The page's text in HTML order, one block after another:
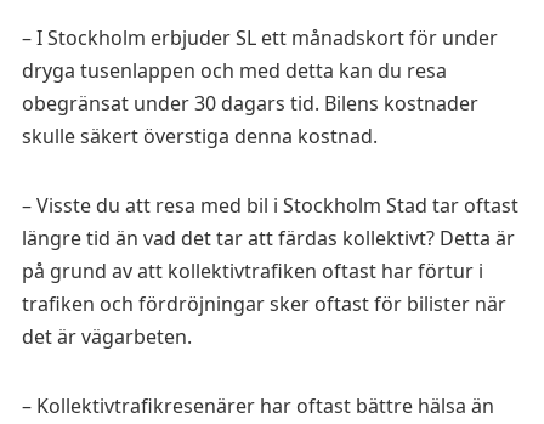
– I Stockholm erbjuder SL ett månadskort för under
dryga tusenlappen och med detta kan du resa
obegränsat under 30 dagars tid. Bilens kostnader
skulle säkert överstiga denna kostnad.
– Visste du att resa med bil i Stockholm Stad tar oftast
längre tid än vad det tar att färdas kollektivt? Detta är
på grund av att kollektivtrafiken oftast har förtur i
trafiken och fördröjningar sker oftast för bilister när
det är vägarbeten.
– Kollektivtrafikresenärer har oftast bättre hälsa än